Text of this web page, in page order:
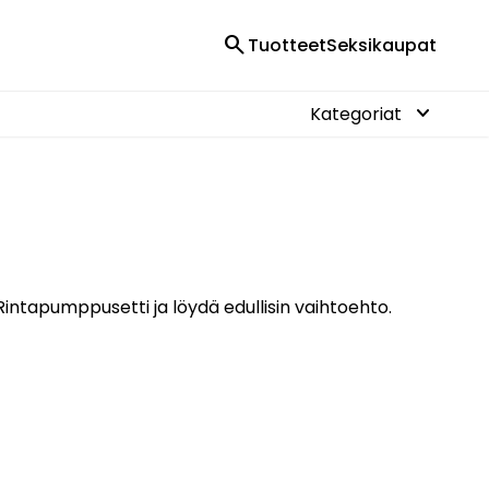
searchTuotteetSeksikaupat
Kategoriat keyboard_arrow_down
ja löydä edullisin vaihtoehto.